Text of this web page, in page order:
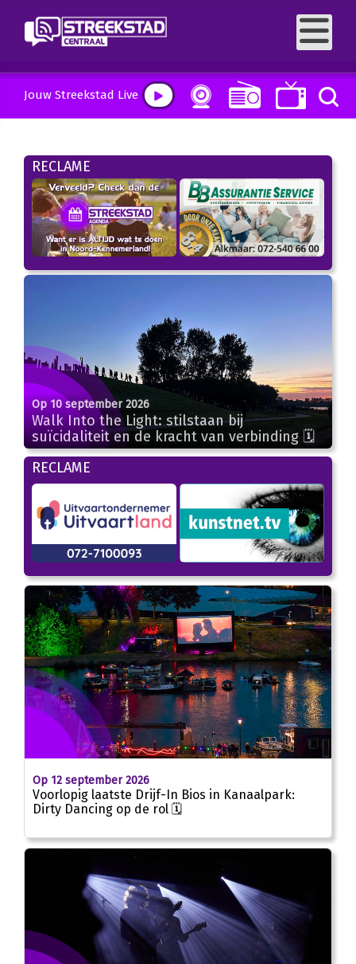
Jouw Streekstad Live
RECLAME
Op 10 september 2026
Walk Into the Light: stilstaan bij
suïcidaliteit en de kracht van verbinding 🗓
RECLAME
Op 12 september 2026
Voorlopig laatste Drijf-In Bios in Kanaalpark:
Dirty Dancing op de rol 🗓